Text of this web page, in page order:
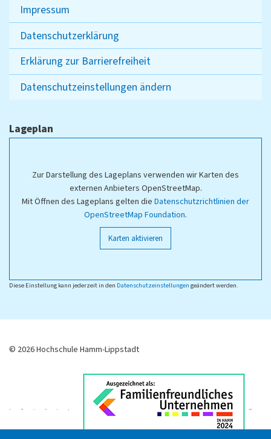
Impressum
Datenschutzerklärung
Erklärung zur Barrierefreiheit
Datenschutzeinstellungen ändern
Lageplan
Zur Darstellung des Lageplans verwenden wir Karten des
externen Anbieters OpenStreetMap.
Mit Öffnen des Lageplans gelten die Datenschutzrichtlinien der
OpenStreetMap Foundation.
Karten aktivieren
Diese Einstellung kann jederzeit in den Datenschutzeinstellungen geändert werden.
© 2026 Hochschule Hamm-Lippstadt